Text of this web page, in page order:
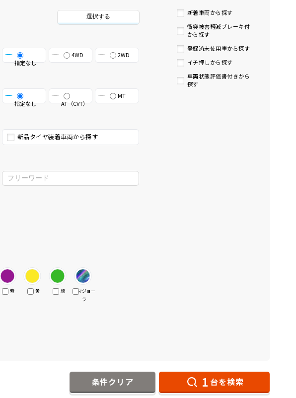
選択する
指定なし
4WD 2WD
指定なし AT（CVT）
MT
新品タイヤ装着車両から探す
新着車両から探す
衝突被害軽減ブレーキ付
から探す
登録済未使用車から探す
イチ押しから探す
車両状態評価書付きから
探す
紫 黄 緑
マジョー
ラ
条件クリア 1 台を検索